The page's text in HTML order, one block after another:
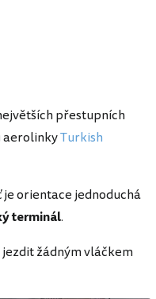
přestupních
aerolinkyTurkish
orientace jednoduchá
terminál.
žádným vláčkem